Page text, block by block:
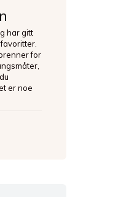
har gitt
for
er noe